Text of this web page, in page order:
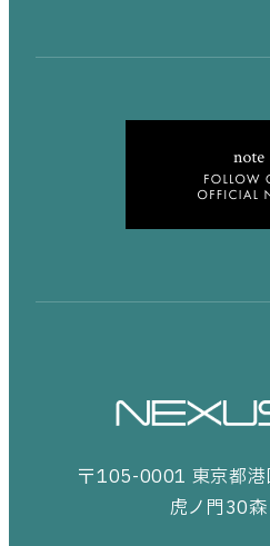
〒105-0001 東京都
虎ノ門30